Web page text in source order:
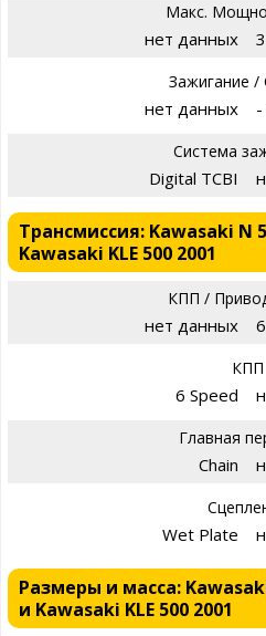
Макс.
нет данных
Зажигание /
нет данных
Система
Digital TCBI
Трансмиссия: Kawasaki N
Kawasaki KLE 500 2001
КПП /
нет данных
КПП
6 Speed
Главная
Chain
Wet Plate
Размеры и масса:
и Kawasaki KLE 500 2001